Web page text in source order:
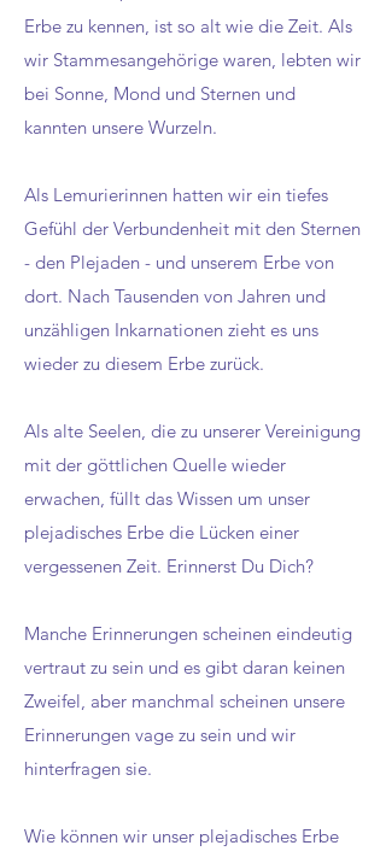
Erbe zu kennen, ist so alt wie die Zeit. Als
wir Stammesangehörige waren, lebten wir
bei Sonne, Mond und Sternen und
kannten unsere Wurzeln.
Als Lemurierinnen hatten wir ein tiefes
Gefühl der Verbundenheit mit den Sternen
- den Plejaden - und unserem Erbe von
dort. Nach Tausenden von Jahren und
unzähligen Inkarnationen zieht es uns
wieder zu diesem Erbe zurück.
Als alte Seelen, die zu unserer Vereinigung
mit der göttlichen Quelle wieder
erwachen, füllt das Wissen um unser
plejadisches Erbe die Lücken einer
vergessenen Zeit. Erinnerst Du Dich?
Manche Erinnerungen scheinen eindeutig
vertraut zu sein und es gibt daran keinen
Zweifel, aber manchmal scheinen unsere
Erinnerungen vage zu sein und wir
hinterfragen sie.
Wie können wir unser plejadisches Erbe